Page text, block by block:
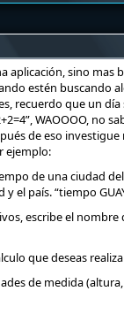
aplicación, sino mas
estén buscando
recuerdo que un día
WAOOOO, no
de eso
ejemplo:
de una ciudad
el país. “tiempo
escribe el nombre
que deseas
de medida